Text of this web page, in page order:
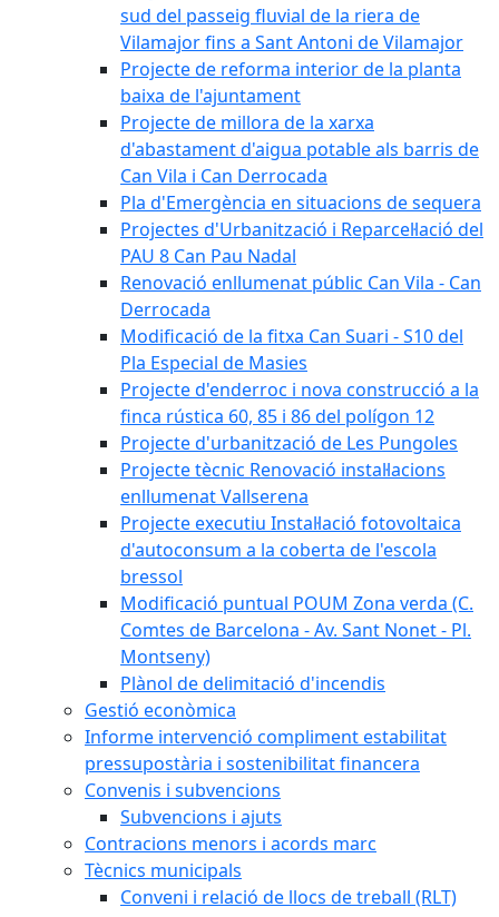
sud del passeig fluvial de la riera de
Vilamajor fins a Sant Antoni de Vilamajor
Projecte de reforma interior de la planta
baixa de l'ajuntament
Projecte de millora de la xarxa
d'abastament d'aigua potable als barris de
Can Vila i Can Derrocada
Pla d'Emergència en situacions de sequera
Projectes d'Urbanització i Reparcel·lació del
PAU 8 Can Pau Nadal
Renovació enllumenat públic Can Vila - Can
Derrocada
Modificació de la fitxa Can Suari - S10 del
Pla Especial de Masies
Projecte d'enderroc i nova construcció a la
finca rústica 60, 85 i 86 del polígon 12
Projecte d'urbanització de Les Pungoles
Projecte tècnic Renovació instal·lacions
enllumenat Vallserena
Projecte executiu Instal·lació fotovoltaica
d'autoconsum a la coberta de l'escola
bressol
Modificació puntual POUM Zona verda (C.
Comtes de Barcelona - Av. Sant Nonet - Pl.
Montseny)
Plànol de delimitació d'incendis
Gestió econòmica
Informe intervenció compliment estabilitat
pressupostària i sostenibilitat financera
Convenis i subvencions
Subvencions i ajuts
Contracions menors i acords marc
Tècnics municipals
Conveni i relació de llocs de treball (RLT)